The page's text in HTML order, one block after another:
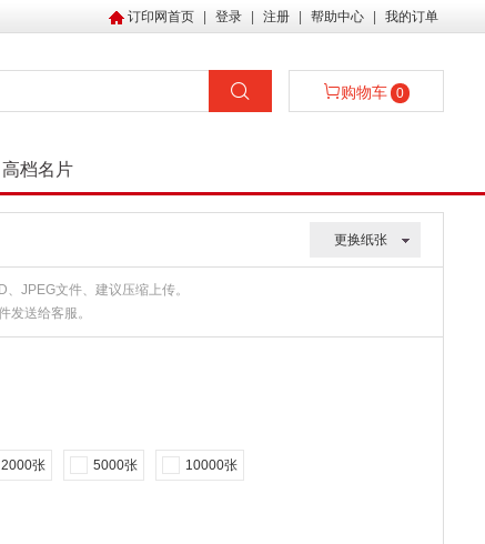
订印网首页 登录 注册 帮助中心 我的订单
购物车 0
高档名片
更换纸张
JPEG文件、建议压缩上传。
发送给客服。
2000张 5000张 10000张